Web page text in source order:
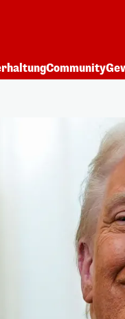
Community